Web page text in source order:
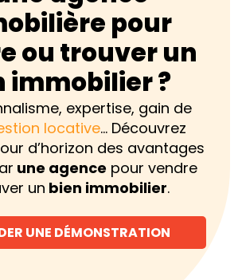
pour
ou trouver un
immobilier ?
expertise, gain de
locative… Découvrez
d’horizon des avantages
une agence pour vendre
un bien immobilier.
UNE DÉMONSTRATION